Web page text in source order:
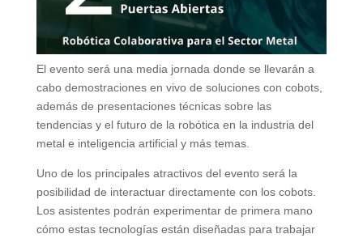
El evento será una media jornada donde se llevarán a
cabo demostraciones en vivo de soluciones con cobots,
además de presentaciones técnicas sobre las
tendencias y el futuro de la robótica en la industria del
metal e inteligencia artificial y más temas.
Uno de los principales atractivos del evento será la
posibilidad de interactuar directamente con los cobots.
Los asistentes podrán experimentar de primera mano
cómo estas tecnologías están diseñadas para trabajar